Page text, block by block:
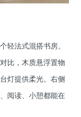
轻法式混搭书房。
比，木质悬浮置物
灯提供柔光。右侧
阅读、小憩都能在